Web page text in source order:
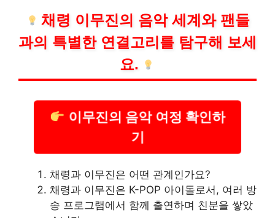
채령 이무진의 음악 세계와 팬들
과의 특별한 연결고리를 탐구해 보세
요.
이무진의 음악 여정 확인하
기
채령과 이무진은 어떤 관계인가요?
채령과 이무진은 K-POP 아이돌로서, 여러 방
송 프로그램에서 함께 출연하며 친분을 쌓았